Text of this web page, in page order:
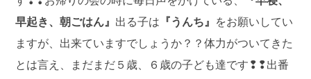
早起き、朝ごはん』 出る子は 『うんち』 をお願いしてい
ますが、出来ていますでしょうか？？体力がついてきた
とは言え、まだまだ５歳、６歳の子ども達です❢❢出番